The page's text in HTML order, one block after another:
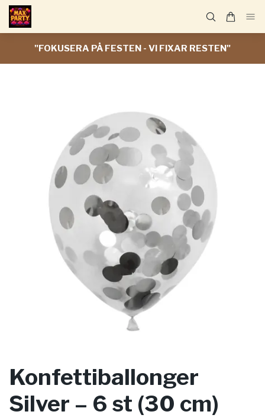
"FOKUSERA PÅ FESTEN - VI FIXAR RESTEN"
Konfettiballonger
Silver – 6 st (30 cm)